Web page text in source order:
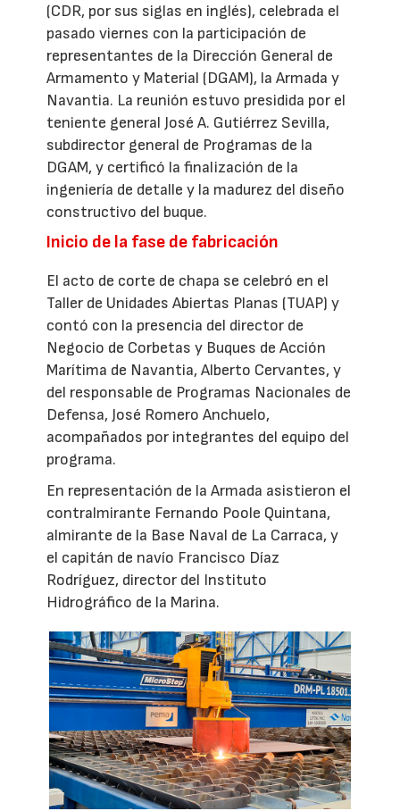
(CDR, por sus siglas en inglés), celebrada el
pasado viernes con la participación de
representantes de la Dirección General de
Armamento y Material (DGAM), la Armada y
Navantia. La reunión estuvo presidida por el
teniente general José A. Gutiérrez Sevilla,
subdirector general de Programas de la
DGAM, y certificó la finalización de la
ingeniería de detalle y la madurez del diseño
constructivo del buque.
Inicio de la fase de fabricación
El acto de corte de chapa se celebró en el
Taller de Unidades Abiertas Planas (TUAP) y
contó con la presencia del director de
Negocio de Corbetas y Buques de Acción
Marítima de Navantia, Alberto Cervantes, y
del responsable de Programas Nacionales de
Defensa, José Romero Anchuelo,
acompañados por integrantes del equipo del
programa.
En representación de la Armada asistieron el
contralmirante Fernando Poole Quintana,
almirante de la Base Naval de La Carraca, y
el capitán de navío Francisco Díaz
Rodríguez, director del Instituto
Hidrográfico de la Marina.